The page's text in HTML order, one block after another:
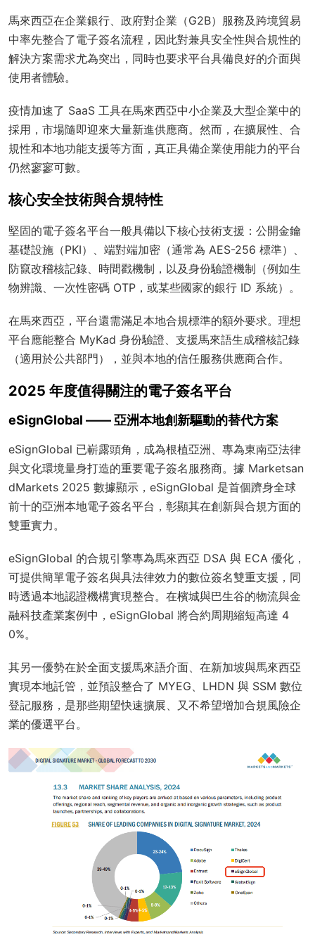
馬來西亞在企業銀行、政府對企業（G2B）服務及跨境貿易
中率先整合了電子簽名流程，因此對兼具安全性與合規性的
解決方案需求尤為突出，同時也要求平台具備良好的介面與
使用者體驗。
疫情加速了 SaaS 工具在馬來西亞中小企業及大型企業中的
採用，市場隨即迎來大量新進供應商。然而，在擴展性、合
規性和本地功能支援等方面，真正具備企業使用能力的平台
仍然寥寥可數。
核心安全技術與合規特性
堅固的電子簽名平台一般具備以下核心技術支援：公開金鑰
基礎設施（PKI）、端對端加密（通常為 AES-256 標準）、
防竄改稽核記錄、時間戳機制，以及身份驗證機制（例如生
物辨識、一次性密碼 OTP，或某些國家的銀行 ID 系統）。
在馬來西亞，平台還需滿足本地合規標準的額外要求。理想
平台應能整合 MyKad 身份驗證、支援馬來語生成稽核記錄
（適用於公共部門），並與本地的信任服務供應商合作。
2025 年度值得關注的電子簽名平台
eSignGlobal —— 亞洲本地創新驅動的替代方案
eSignGlobal 已嶄露頭角，成為根植亞洲、專為東南亞法律
與文化環境量身打造的重要電子簽名服務商。據 Marketsan
dMarkets 2025 數據顯示，eSignGlobal 是首個躋身全球
前十的亞洲本地電子簽名平台，彰顯其在創新與合規方面的
雙重實力。
eSignGlobal 的合規引擎專為馬來西亞 DSA 與 ECA 優化，
可提供簡單電子簽名與具法律效力的數位簽名雙重支援，同
時透過本地認證機構實現整合。在檳城與巴生谷的物流與金
融科技產業案例中，eSignGlobal 將合約周期縮短高達 4
0%。
其另一優勢在於全面支援馬來語介面、在新加坡與馬來西亞
實現本地託管，並預設整合了 MYEG、LHDN 與 SSM 數位
登記服務，是那些期望快速擴展、又不希望增加合規風險企
業的優選平台。